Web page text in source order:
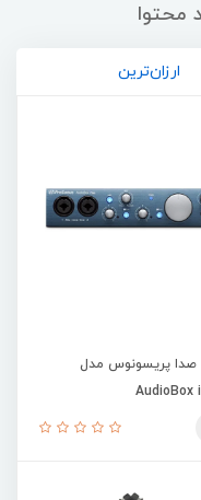
محتوا
ارزان‌ترین
صدا پریسونوس مدل
AudioBox